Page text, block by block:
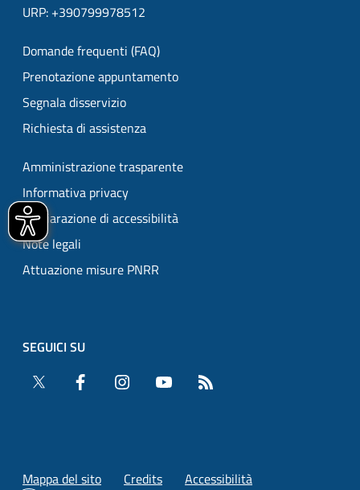
URP: +390799978512
Domande frequenti (FAQ)
Prenotazione appuntamento
Segnala disservizio
Richiesta di assistenza
Amministrazione trasparente
Informativa privacy
Dichiarazione di accessibilità
Note legali
Attuazione misure PNRR
SEGUICI SU
Twitter
Facebook Instagram YouTube
Mappa del sito Credits Accessibilità